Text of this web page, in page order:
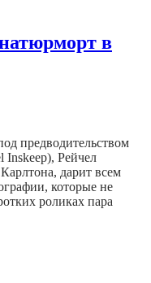
в
предводительством
Inskeep), Рейчел
дарит всем
которые не
роликах пара